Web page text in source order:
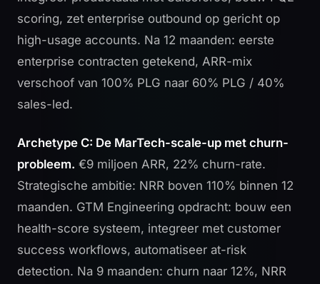
scoring, zet enterprise outbound op gericht op
high-usage accounts. Na 12 maanden: eerste
enterprise contracten getekend, ARR-mix
verschoof van 100% PLG naar 60% PLG / 40%
sales-led.
Archetype C: De MarTech-scale-up met churn-
probleem. €9 miljoen ARR, 22% churn-rate.
Strategische ambitie: NRR boven 110% binnen 12
maanden. GTM Engineering opdracht: bouw een
health-score systeem, integreer met customer
success workflows, automatiseer at-risk
detection. Na 9 maanden: churn naar 12%, NRR